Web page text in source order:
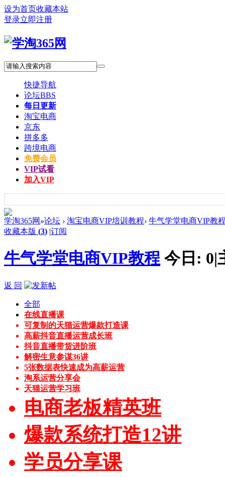
设为首页收藏本站
登录立即注册
快捷导航
论坛BBS
每日更新
淘宝电商
京东
拼多多
跨境电商
免费会员
VIP试看
加入VIP
学淘365网 »论坛 › 淘宝电商VIP培训教程› 牛气学堂电商VIP教
收藏本版 (3) |订阅
牛气学堂电商VIP教程 今日: 0|
返 回
全部
在线直播课
可复制的天猫运营爆款打造课
高薪抖音直播运营成长班
抖音直播带货进阶班
解密生意参谋36讲
5张数据表快速成为高薪运营
淘系运营分享会
天猫运营学习班
电商老板精英班
爆款系统打造12讲
学员分享课